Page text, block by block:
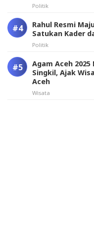
Politik
Rahul Resmi
Satukan Kader
Politik
Agam Aceh
Singkil, Ajak
Aceh
Wisata